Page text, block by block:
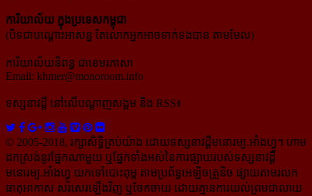
ការិយាល័យ ក្នុង​ប្រទេស​កម្ពុជា
(បិទជាបណ្ដោះអាសន្ន តែលោកអ្នកអាចទាក់ទងបាន តាមមែល)
ការិយាល័យនិពន្ធ ជាខេមរភាសា
Email: khmer@monoroom.info
ទស្សនាវដ្ដី​ នៅលើបណ្ដាញសង្គម និង RSS៖
© 2005-2018, រក្សាសិទ្ធិគ្រប់យ៉ាង ដោយទស្សនាវដ្ដី​មនោរម្យ.អាំងហ្វូ។ ហាម​
ដក​ស្រង់​នូវ​ផ្នែក​ណា​មួយ​ ឬ​ផ្នែក​ទាំង​អស់​នៃ​ការ​ផ្សាយ​របស់​ទស្សនាវដ្ដី​​
មនោរម្យ.អាំងហ្វូ យក​ទៅ​​បោះពុម្ព តាម​ប្រព័ន្ធ​អេឡិច​ត្រូនិច ផ្សាយ​តាម​រលក​
ធាតុអាកាស សរសេរ​ឡើង​វិញ ឬ​ចែក​ចាយ​ ដោយ​គ្មាន​ការ​យល់ព្រមជា​លាយ​